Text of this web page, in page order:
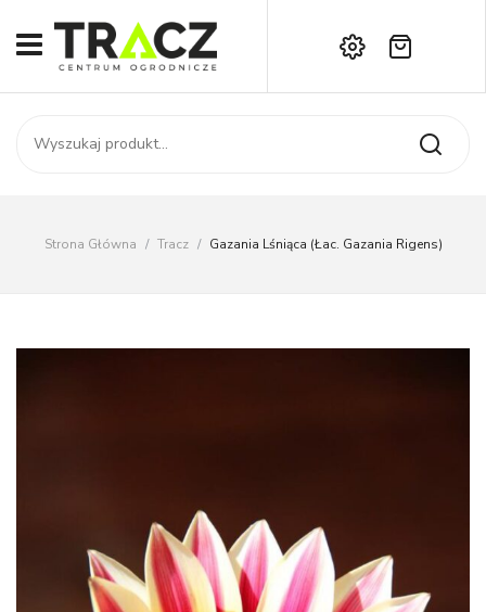
START
SKLEP
Brak produktów w koszyku.
Strona Główna / Tracz / Gazania Lśniąca (łac. Gazania Rigens)